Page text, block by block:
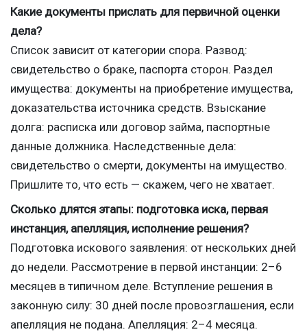
Какие документы прислать для первичной оценки
дела?
Список зависит от категории спора. Развод:
свидетельство о браке, паспорта сторон. Раздел
имущества: документы на приобретение имущества,
доказательства источника средств. Взыскание
долга: расписка или договор займа, паспортные
данные должника. Наследственные дела:
свидетельство о смерти, документы на имущество.
Пришлите то, что есть — скажем, чего не хватает.
Сколько длятся этапы: подготовка иска, первая
инстанция, апелляция, исполнение решения?
Подготовка искового заявления: от нескольких дней
до недели. Рассмотрение в первой инстанции: 2–6
месяцев в типичном деле. Вступление решения в
законную силу: 30 дней после провозглашения, если
апелляция не подана. Апелляция: 2–4 месяца.